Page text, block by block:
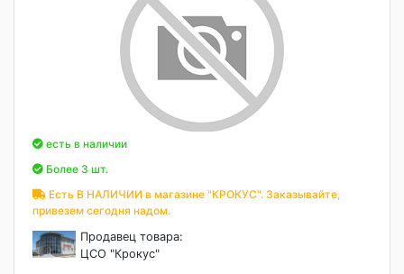
есть в наличии
Более 3 шт.
Есть В НАЛИЧИИ в магазине "КРОКУС". Заказывайте,
привезем сегодня надом.
Продавец товара:
ЦСО "Крокус"